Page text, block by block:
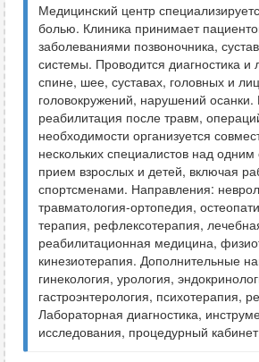
Медицинский центр
болью. Клиника принимает
заболеваниями позвоночника,
системы. Проводится диагностика и
спине, шее, суставах, головных и
головокружений, нарушений
реабилитация после травм,
необходимости организуется
нескольких специалистов над
прием взрослых и детей, включая
спортсменами. Направления:
травматология-ортопедия,
терапия, рефлексотерапия,
реабилитационная медицина,
кинезиотерапия. Дополнительные
гинекология, урология,
гастроэнтерология, психотерапия,
Лабораторная диагностика,
исследования, процедурный